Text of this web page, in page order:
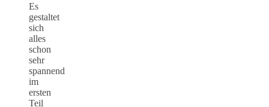
Es
gestaltet
sich
alles
schon
sehr
spannend
im
ersten
Teil